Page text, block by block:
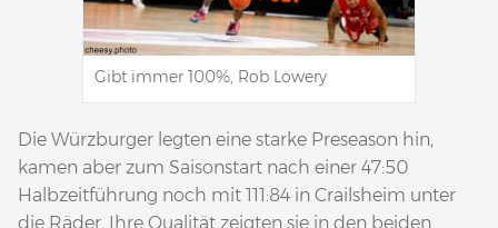
Gibt immer 100%, Rob Lowery
Die Würzburger legten eine starke Preseason hin,
kamen aber zum Saisonstart nach einer 47:50
Halbzeitführung noch mit 111:84 in Crailsheim unter
die Räder. Ihre Qualität zeigten sie in den beiden